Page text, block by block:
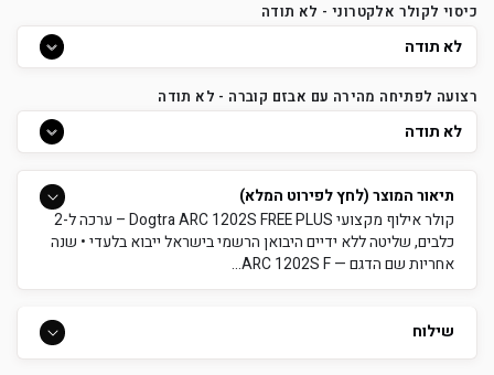
כיסוי לקולר אלקטרוני - לא תודה
רצועה לפתיחה מהירה עם אבזם קוברה - לא תודה
תיאור המוצר (לחץ לפירוט המלא)
קולר אילוף מקצועי Dogtra ARC 1202S FREE PLUS – ערכה ל-2
כלבים, שליטה ללא ידיים היבואן הרשמי בישראל ייבוא בלעדי • שנה
אחריות שם הדגם — ARC 1202S F...
שילוח